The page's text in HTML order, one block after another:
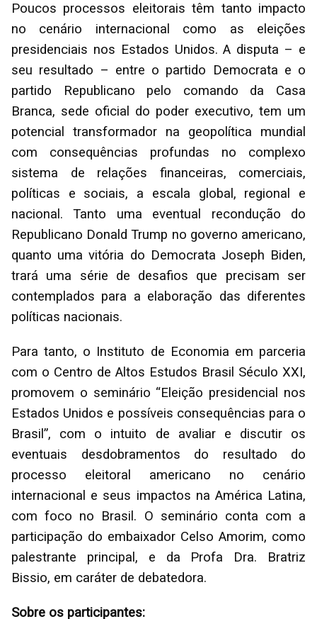
Poucos processos eleitorais têm tanto impacto
no cenário internacional como as eleições
presidenciais nos Estados Unidos. A disputa – e
seu resultado – entre o partido Democrata e o
partido Republicano pelo comando da Casa
Branca, sede oficial do poder executivo, tem um
potencial transformador na geopolítica mundial
com consequências profundas no complexo
sistema de relações financeiras, comerciais,
políticas e sociais, a escala global, regional e
nacional. Tanto uma eventual recondução do
Republicano Donald Trump no governo americano,
quanto uma vitória do Democrata Joseph Biden,
trará uma série de desafios que precisam ser
contemplados para a elaboração das diferentes
políticas nacionais.
Para tanto, o Instituto de Economia em parceria
com o Centro de Altos Estudos Brasil Século XXI,
promovem o seminário “Eleição presidencial nos
Estados Unidos e possíveis consequências para o
Brasil”, com o intuito de avaliar e discutir os
eventuais desdobramentos do resultado do
processo eleitoral americano no cenário
internacional e seus impactos na América Latina,
com foco no Brasil. O seminário conta com a
participação do embaixador Celso Amorim, como
palestrante principal, e da Profa Dra. Bratriz
Bissio, em caráter de debatedora.
Sobre os participantes: